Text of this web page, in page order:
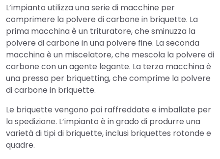
L’impianto utilizza una serie di macchine per
comprimere la polvere di carbone in briquette. La
prima macchina è un trituratore, che sminuzza la
polvere di carbone in una polvere fine. La seconda
macchina è un miscelatore, che mescola la polvere di
carbone con un agente legante. La terza macchina è
una pressa per briquetting, che comprime la polvere
di carbone in briquette.
Le briquette vengono poi raffreddate e imballate per
la spedizione. L’impianto è in grado di produrre una
varietà di tipi di briquette, inclusi briquettes rotonde e
quadre.